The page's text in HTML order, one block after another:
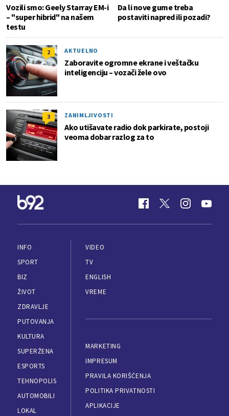
Vozili smo: Geely Starray EM-i
– "super hibrid" na našem
testu
Da li nove gume treba
postaviti napred ili pozadi?
2 AKTUELNO
Zaboravite ogromne ekrane i veštačku
inteligenciju – vozači žele ovo
3 ZANIMLJIVOSTI
Ako utišavate radio dok parkirate, postoji
veoma dobar razlog za to
INFO
SPORT
BIZ
ŽIVOT
ZDRAVLJE
PUTOVANJA
KULTURA
SUPERŽENA
ESPORTS
TEHNOPOLIS
AUTOMOBILI
LOKAL
VIDEO
TV
ENGLISH
VREME
MARKETING
IMPRESUM
PRAVILA KORIŠĆENJA
POLITIKA PRIVATNOSTI
APLIKACIJE